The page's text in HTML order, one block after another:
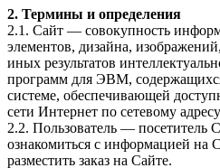
2. Термины и определения
2.1. Сайт — совокупность
элементов, дизайна,
иных результатов
программ для ЭВМ,
системе, обеспечивающей
сети Интернет по сетевому адресу
2.2. Пользователь —
ознакомиться с информацией на
разместить заказ на Сайте.